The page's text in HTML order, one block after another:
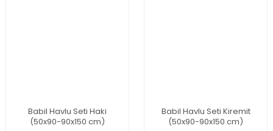
Babil Havlu Seti Haki
(50x90-90x150 cm)
Babil Havlu Seti Kiremit
(50x90-90x150 cm)